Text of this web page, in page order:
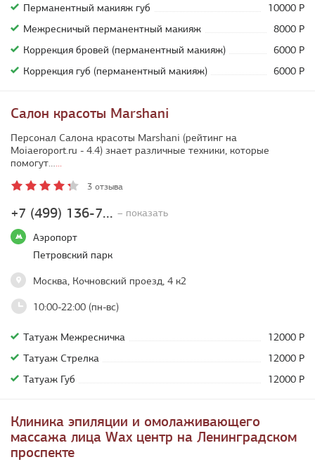
Перманентный макияж губ
10000 Р
Межресничый перманентный макияж
8000 Р
Коррекция бровей (перманентный макияж)
6000 Р
Коррекция губ (перманентный макияж)
6000 Р
Салон красоты Marshani
+7 (499) 136-7... – показать
Аэропорт
Петровский парк
Москва, Кочновский проезд, 4 к2
10:00-22:00 (пн-вс)
Персонал Салона красоты Marshani (рейтинг на
Moiaeroport.ru - 4.4) знает различные техники, которые
помогут…...
3 отзыва
Татуаж Межресничка
12000 Р
Татуаж Стрелка
12000 Р
Татуаж Губ
12000 Р
Клиника эпиляции и омолаживающего
массажа лица Wax центр на Ленинградском
проспекте